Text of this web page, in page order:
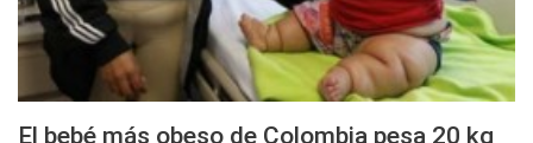
El bebé más obeso de Colombia pesa 20 kg